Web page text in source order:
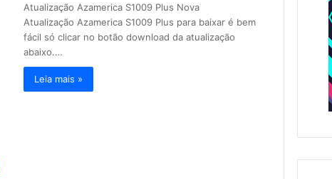
p
o
r
Atualização Azamerica S1009 Plus Nova
Atualização Azamerica S1009 Plus para baixar é bem
fácil só clicar no botão download da atualização
abaixo.…
Leia mais »